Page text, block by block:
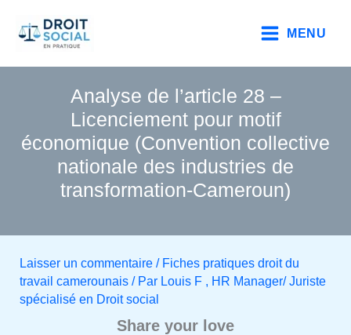
contenu
MENU
Analyse de l’article 28 –
Licenciement pour motif
économique (Convention collective
nationale des industries de
transformation-Cameroun)
Laisser un commentaire / Fiches pratiques droit du
travail camerounais/ Par Louis F , HR Manager/ Juriste
spécialisé en Droit social
Share your love